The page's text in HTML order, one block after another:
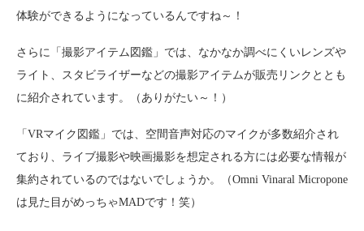
体験ができるようになっているんですね～！
さらに「撮影アイテム図鑑」では、なかなか調べにくいレンズや
ライト、スタビライザーなどの撮影アイテムが販売リンクととも
に紹介されています。（ありがたい～！）
「VRマイク図鑑」では、空間音声対応のマイクが多数紹介され
ており、ライブ撮影や映画撮影を想定される方には必要な情報が
集約されているのではないでしょうか。（Omni Vinaral Micropone
は見た目がめっちゃMADです！笑）